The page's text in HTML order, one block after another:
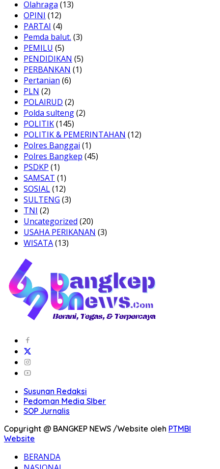
Olahraga (13)
OPINI (12)
PARTAI (4)
Pemda balut. (3)
PEMILU (5)
PENDIDIKAN (5)
PERBANKAN (1)
Pertanian (6)
PLN (2)
POLAIRUD (2)
Polda sulteng(2)
POLITIK(145)
POLITIK & PEMERINTAHAN (12)
Polres Banggai (1)
Polres Bangkep (45)
PSDKP (1)
SAMSAT (1)
SOSIAL(12)
SULTENG (3)
TNI (2)
Uncategorized (20)
USAHA PERIKANAN (3)
WISATA(13)
Susunan Redaksi
Pedoman Media SIber
SOP Jurnalis
Copyright @ BANGKEP NEWS /Website oleh PTMBI
Website
BERANDA